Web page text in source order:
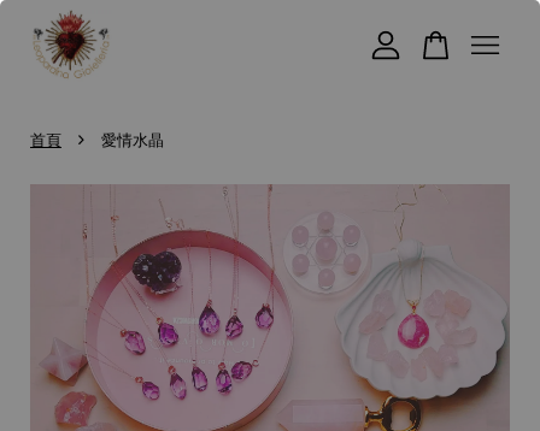
首頁 › 愛情水晶
您的購物車目前還是空的。